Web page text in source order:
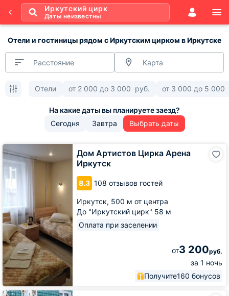
Иркутский цирк
Даты неизвестны
Отели и гостиницы рядом с Иркутским цирком в Иркутске
Расстояние Карта
Отели от 2 000 до 3 000 руб. от 3 000 до 5 000
Сегодня Завтра Выбрать даты
Дом Артистов Цирка Арена
Иркутск
8.3 108 отзывов гостей
Иркутск, 500 м от центра
До "Иркутский цирк" 58 м
Оплата при заселении
от3 200руб.
за 1 ночь
Получите160 бонусов
Дом
Артистов
Цирка
Арена
Отель